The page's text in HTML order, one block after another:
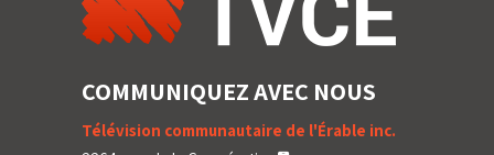
COMMUNIQUEZ AVEC NOUS
Télévision communautaire de l'Érable inc.